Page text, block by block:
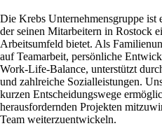
Die Krebs Unternehmensgruppe ist
der seinen Mitarbeitern in Rostock
Arbeitsumfeld bietet. Als
auf Teamarbeit, persönliche
Work-Life-Balance, unterstützt
und zahlreiche Sozialleistungen.
kurzen Entscheidungswege
herausfordernden Projekten
Team weiterzuentwickeln.